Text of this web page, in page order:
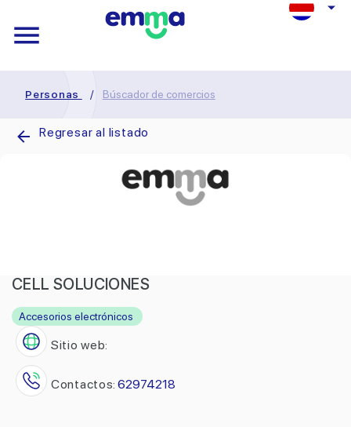
Personas / Búscador de comercios
Regresar al listado
CELL SOLUCIONES
Accesorios electrónicos
Sitio web:
Contactos: 62974218